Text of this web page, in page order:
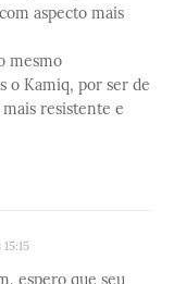
aspecto mais
mesmo
o Kamiq, por ser de
resistente e
espero que seu